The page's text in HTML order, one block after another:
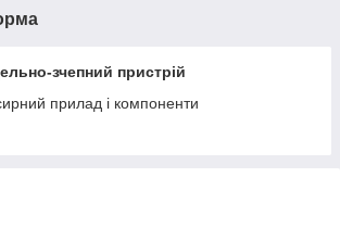
зчепний пристрій
прилад і компоненти